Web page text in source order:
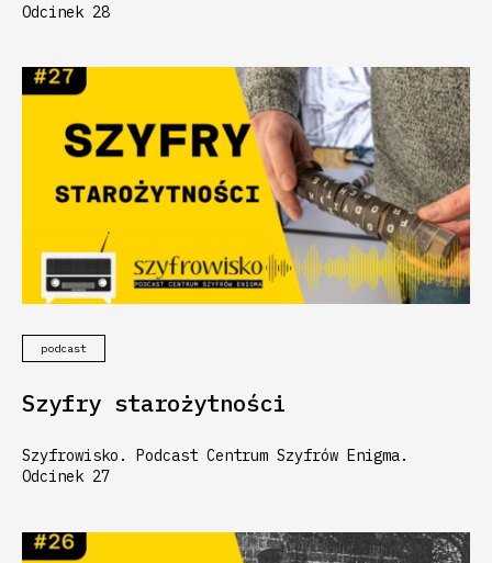
Odcinek 28
podcast
Szyfry starożytności
Szyfrowisko. Podcast Centrum Szyfrów Enigma.
Odcinek 27